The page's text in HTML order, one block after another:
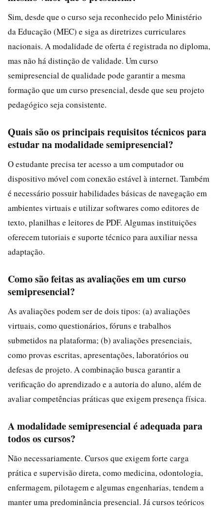
Sim, desde que o curso seja reconhecido pelo Ministério
da Educação (MEC) e siga as diretrizes curriculares
nacionais. A modalidade de oferta é registrada no diploma,
mas não há distinção de validade. Um curso
semipresencial de qualidade pode garantir a mesma
formação que um curso presencial, desde que seu projeto
pedagógico seja consistente.
Quais são os principais requisitos técnicos para
estudar na modalidade semipresencial?
O estudante precisa ter acesso a um computador ou
dispositivo móvel com conexão estável à internet. Também
é necessário possuir habilidades básicas de navegação em
ambientes virtuais e utilizar softwares como editores de
texto, planilhas e leitores de PDF. Algumas instituições
oferecem tutoriais e suporte técnico para auxiliar nessa
adaptação.
Como são feitas as avaliações em um curso
semipresencial?
As avaliações podem ser de dois tipos: (a) avaliações
virtuais, como questionários, fóruns e trabalhos
submetidos na plataforma; (b) avaliações presenciais,
como provas escritas, apresentações, laboratórios ou
defesas de projeto. A combinação busca garantir a
verificação do aprendizado e a autoria do aluno, além de
avaliar competências práticas que exigem presença física.
A modalidade semipresencial é adequada para
todos os cursos?
Não necessariamente. Cursos que exigem forte carga
prática e supervisão direta, como medicina, odontologia,
enfermagem, pilotagem e algumas engenharias, tendem a
manter uma predominância presencial. Já cursos teóricos